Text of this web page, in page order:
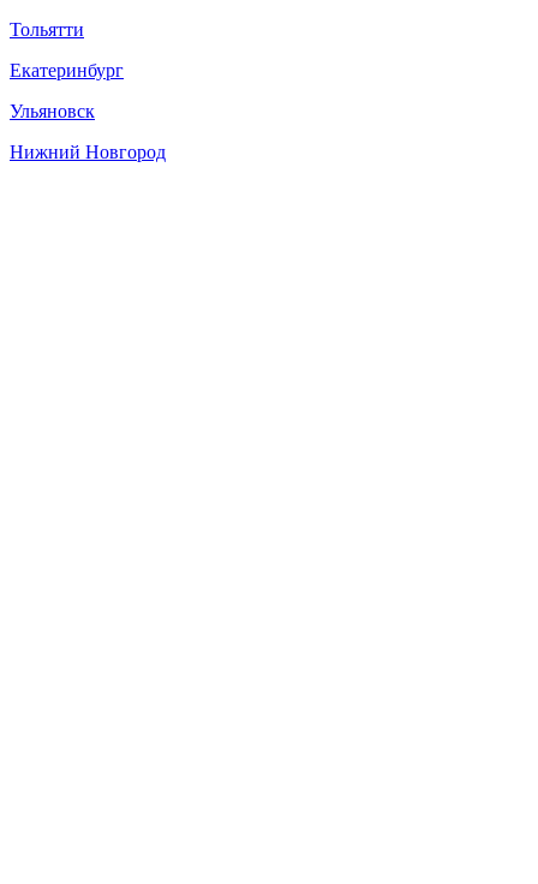
Тольятти
Екатеринбург
Ульяновск
Нижний Новгород